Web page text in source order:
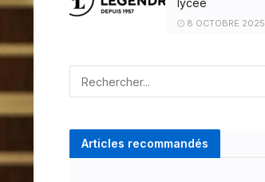
lycée
8 OCTOBRE 2025
Articles recommandés